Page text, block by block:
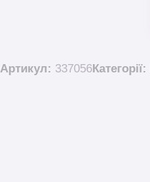
Артикул: 337056Категорії: